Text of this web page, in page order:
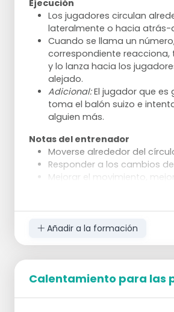
Ejecución
Los jugadores circulan
lateralmente o hacia atrás-
Cuando se llama un
correspondiente reacciona,
y lo lanza hacia los
alejado.
Adicional:El jugador que es
toma el balón suizo e
alguien más.
Notas del entrenador
Moverse alrededor del
Responder a los cambios
Mejorar el movimiento,
Añadir a la formación
Calentamiento para las